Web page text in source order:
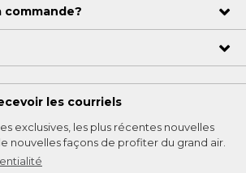
commande?
les courriels
exclusives, les plus récentes nouvelles
nouvelles façons de profiter du grand air.